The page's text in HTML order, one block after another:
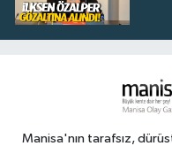
Manisa'nın tarafsız,